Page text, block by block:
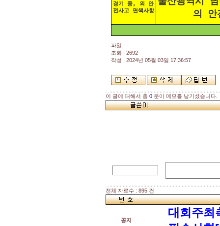
경기 중, 외 안
전사고 면책사항
의 안
파일 :
조회 : 2692
작성 : 2024년 05월 03일 17:36:57
이 글에 대해서 총 0 분이 메모를 남기셨습니다.
전체 자료수 : 895 건
공지
대회주최